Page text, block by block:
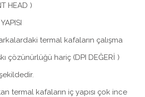
HEAD )
termal kafaların çalışma
çözünürlüğü hariç (DPI DEĞERİ )
termal kafaların iç yapısı çok ince